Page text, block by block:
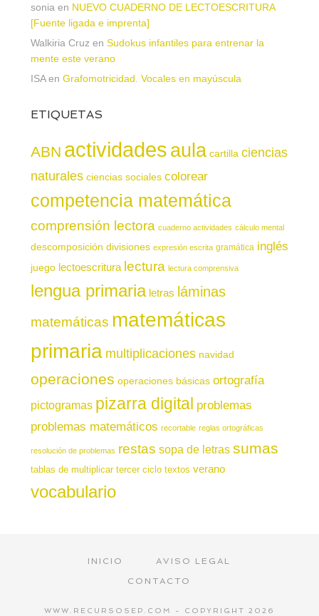
soniaen NUEVO CUADERNO DE LECTOESCRITURA
[Fuente ligada e imprenta]
Walkiria Cruzen Sudokus infantiles para entrenar la
mente este verano
ISAen Grafomotricidad. Vocales en mayúscula
ETIQUETAS
ABN actividadesaula cartilla ciencias
naturales ciencias sociales colorear
competencia matemática
comprensión lectora cuaderno actividades cálculo mental
descomposición divisiones expresión escrita gramática inglés
juego lectoescritura lectura lectura comprensiva
lengua primaria letras láminas
matemáticas matemáticas
primaria multiplicaciones navidad
operaciones operaciones básicas ortografía
pictogramas pizarra digital problemas
problemas matemáticos recortable reglas ortográficas
resolución de problemas restas sopa de letras sumas
tablas de multiplicar tercer ciclo textos verano
vocabulario
INICIO
AVISO LEGAL
CONTACTO
WWW.RECURSOSEP.COM - COPYRIGHT 2026